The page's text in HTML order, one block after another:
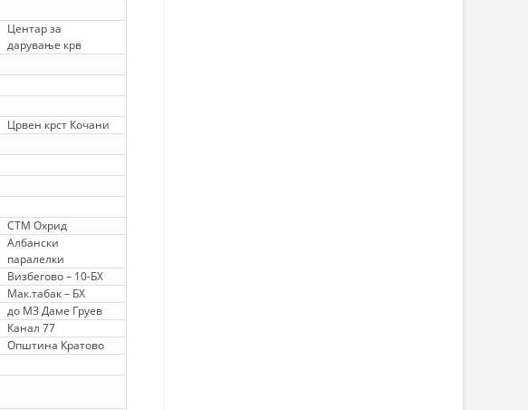
Центар за
дарување крв
Црвен крст Кочани
СТМ Охрид
Албански
паралелки
Визбегово – 10-БХ
Мак.табак – БХ
до МЗ Даме Груев
Канал 77
Општина Кратово